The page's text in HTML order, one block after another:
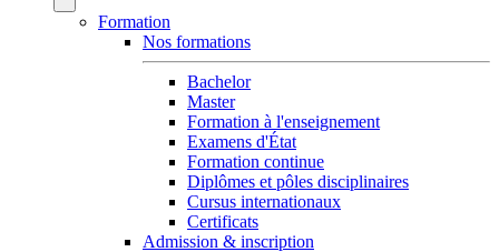
Formation
Nos formations
Bachelor
Master
Formation à l'enseignement
Examens d'État
Formation continue
Diplômes et pôles disciplinaires
Cursus internationaux
Certificats
Admission & inscription